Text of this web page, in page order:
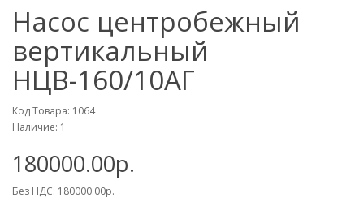
Насос центробежный
вертикальный
НЦВ-160/10АГ
Код Товара: 1064
Наличие: 1
180000.00р.
Без НДС: 180000.00р.